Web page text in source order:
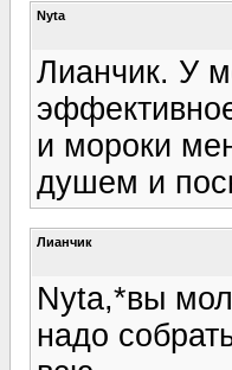
Nyta
Лианчик. У
и мороки
душем и
Лианчик
Nyta,*вы
надо